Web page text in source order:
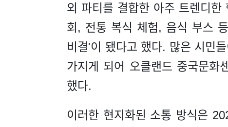
외 파티를 결합한 아주 트렌디
회, 전통 복식 체험, 음식 부스
비결'이 됐다고 했다. 많은 시민
가지게 되어 오클랜드 중국문화
했다.
이러한 현지화된 소통 방식은